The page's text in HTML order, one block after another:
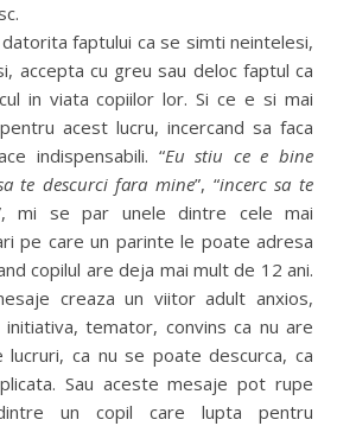
faptului ca se simti neintelesi,
accepta cu greu sau deloc faptul ca
in viata copiilor lor. Si ce e si mai
acest lucru, incercand sa faca
indispensabili. “Eu stiu ce e bine
te descurci fara mine”, “incerc sa te
mi se par unele dintre cele mai
pe care un parinte le poate adresa
copilul are deja mai mult de 12 ani.
creaza un viitor adult anxios,
temator, convins ca nu are
lucruri, ca nu se poate descurca, ca
Sau aceste mesaje pot rupe
un copil care lupta pentru